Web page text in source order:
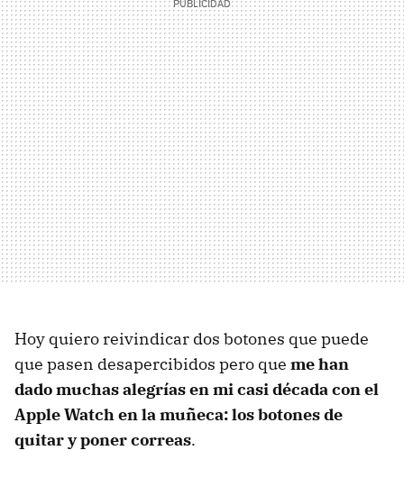
Hoy quiero reivindicar dos botones que puede
que pasen desapercibidos pero que me han
dado muchas alegrías en mi casi década con el
Apple Watch en la muñeca: los botones de
quitar y poner correas.